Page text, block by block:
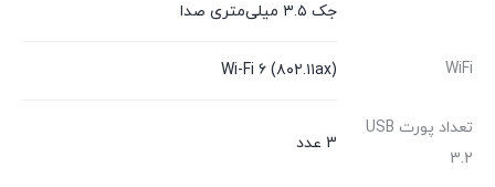
جک ۳.۵ میلی‌متری صدا
WiFi Wi-Fi ۶ (۸۰۲.۱۱ax)
تعداد پورت USB
3.2
3 عدد